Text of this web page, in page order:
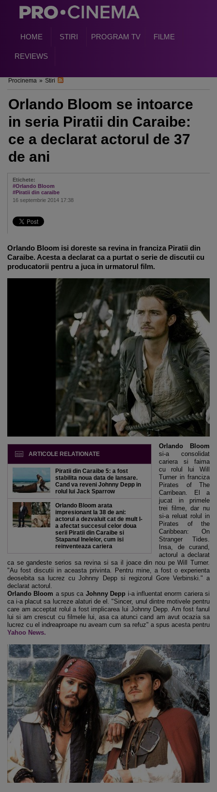
HOME STIRI PROGRAM TV FILME
REVIEWS
Procinema » Stiri
Orlando Bloom se intoarce
in seria Piratii din Caraibe:
ce a declarat actorul de 37
de ani
Etichete:
#Orlando Bloom
#Piratii din caraibe
16 septembrie 2014 17:38
Orlando Bloom isi doreste sa revina in franciza Piratii din
Caraibe. Acesta a declarat ca a purtat o serie de discutii cu
producatorii pentru a juca in urmatorul film.
ARTICOLE RELATIONATE
Piratii din Caraibe 5: a fost
stabilita noua data de lansare.
Cand va reveni Johnny Depp in
rolul lui Jack Sparrow
Orlando Bloom arata
impresionant la 38 de ani:
actorul a dezvaluit cat de mult l-
a afectat succesul celor doua
serii Piratii din Caraibe si
Stapanul Inelelor, cum isi
reinventeaza cariera
Orlando Bloom
si-a consolidat
cariera si faima
cu rolul lui Will
Turner in franciza
Pirates of The
Carribean. El a
jucat in primele
trei filme, dar nu
si-a reluat rolul in
Pirates of the
Caribbean: On
Stranger Tides.
Insa, de curand,
actorul a declarat
ca se gandeste serios sa revina si sa il joace din nou pe Will Turner.
"Au fost discutii in aceasta privinta. Pentru mine, a fost o experienta
deosebita sa lucrez cu Johnny Depp si regizorul Gore Verbinski." a
declarat actorul.
Orlando Bloom a spus ca Johnny Depp i-a influentat enorm cariera si
ca i-a placut sa lucreze alaturi de el. "Sincer, unul dintre motivele pentru
care am acceptat rolul a fost implicarea lui Johnny Depp. Am fost fanul
lui si am crescut cu filmele lui, asa ca atunci cand am avut ocazia sa
lucrez cu el indreaproape nu aveam cum sa refuz" a spus acesta pentru
Yahoo News.